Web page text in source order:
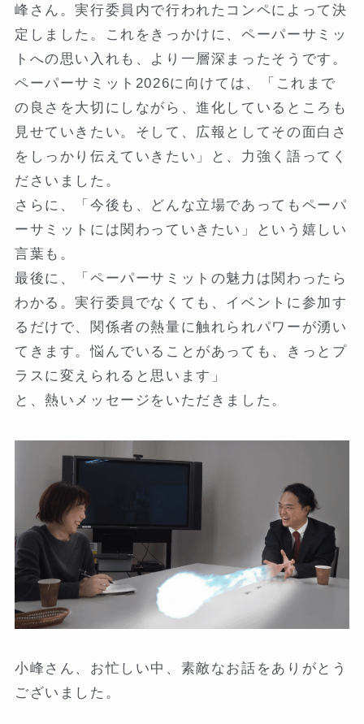
峰さん。実行委員内で行われたコンペによって決
定しました。これをきっかけに、ペーパーサミッ
トへの思い入れも、より一層深まったそうです。
ペーパーサミット2026に向けては、「これまで
の良さを大切にしながら、進化しているところも
見せていきたい。そして、広報としてその面白さ
をしっかり伝えていきたい」と、力強く語ってく
ださいました。
さらに、「今後も、どんな立場であってもペーパ
ーサミットには関わっていきたい」という嬉しい
言葉も。
最後に、「ペーパーサミットの魅力は関わったら
わかる。実行委員でなくても、イベントに参加す
るだけで、関係者の熱量に触れられパワーが湧い
てきます。悩んでいることがあっても、きっとプ
ラスに変えられると思います」
と、熱いメッセージをいただきました。
小峰さん、お忙しい中、素敵なお話をありがとう
ございました。